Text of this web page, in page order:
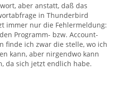
aber anstatt, daß das
in Thunderbird
immer nur die Fehlermeldung:
Programm- bzw. Account-
finde ich zwar die stelle, wo ich
kann, aber nirgendwo kann
da sich jetzt endlich habe.